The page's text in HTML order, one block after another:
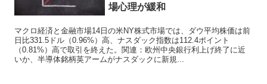
場心理が緩和
マクロ経済と金融市場14日の米NY株式市場では、ダウ平均株価は前
日比331.5ドル（0.96%）高、ナスダック指数は112.4ポイント
（0.81%）高で取引を終えた。関連：欧州中央銀行利上げ終了に近
いか、半導体銘柄英アームがナスダックに新規...